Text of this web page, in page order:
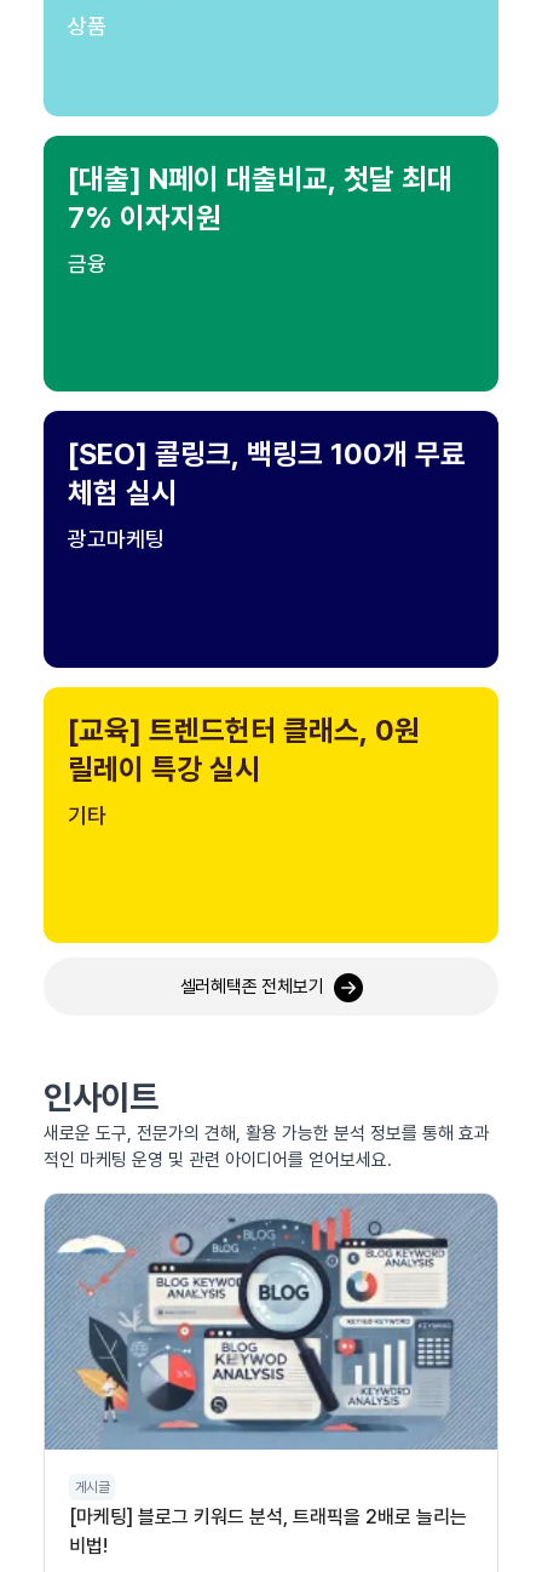
상품
[대출] N페이 대출비교, 첫달 최대
7% 이자지원
금융
[SEO] 콜링크, 백링크 100개 무료
체험 실시
광고마케팅
[교육] 트렌드헌터 클래스, 0원
릴레이 특강 실시
기타
셀러혜택존 전체보기
인사이트
새로운 도구, 전문가의 견해, 활용 가능한 분석 정보를 통해 효과
적인 마케팅 운영 및 관련 아이디어를 얻어보세요.
게시글
[마케팅] 블로그 키워드 분석, 트래픽을 2배로 늘리는
비법!